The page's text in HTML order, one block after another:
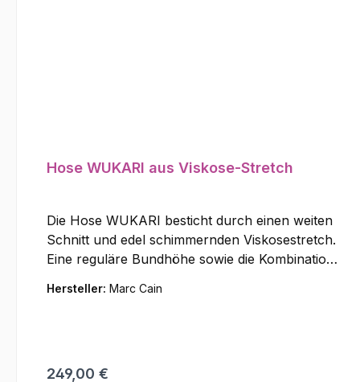
Hose WUKARI aus Viskose-Stretch
Die Hose WUKARI besticht durch einen weiten
Schnitt und edel schimmernden Viskosestretch.
Eine reguläre Bundhöhe sowie die Kombination
eine präzise Passform. Das funktionale Design
Hose hohen Tragekomfort. Material: 58%
Hersteller: Marc Cain
Regulärer Preis:
249,00 €